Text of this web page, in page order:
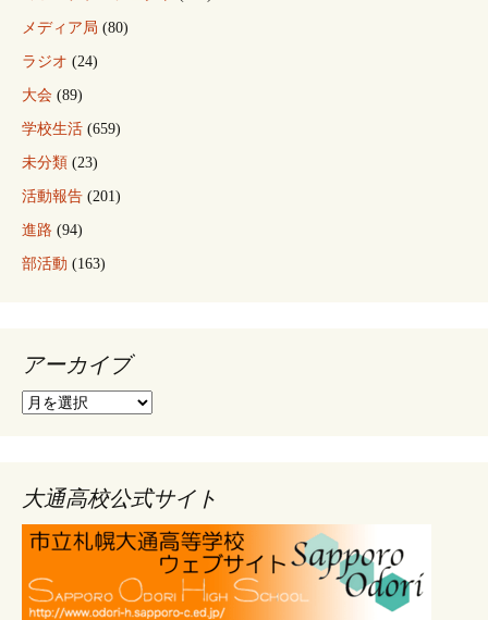
メディア局 (80)
ラジオ (24)
大会 (89)
学校生活 (659)
未分類 (23)
活動報告 (201)
進路 (94)
部活動 (163)
アーカイブ
ア
ブ
大通高校公式サイト